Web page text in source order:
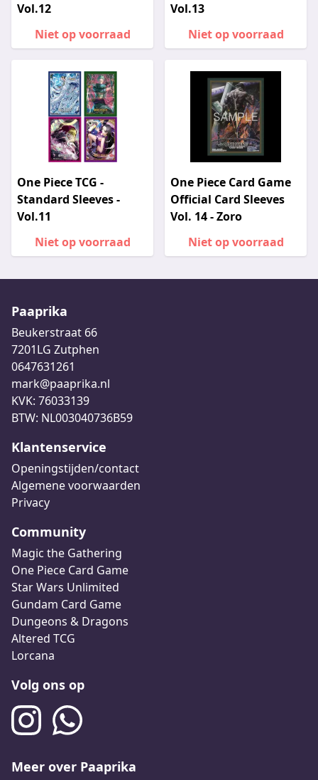
Vol.12
Niet op voorraad
Vol.13
Niet op voorraad
One Piece TCG -
Standard Sleeves -
Vol.11
Niet op voorraad
One Piece Card Game
Official Card Sleeves
Vol. 14 - Zoro
Niet op voorraad
Paaprika
Beukerstraat 66
7201LG Zutphen
0647631261
mark@paaprika.nl
KVK: 76033139
BTW: NL003040736B59
Klantenservice
Openingstijden/contact
Algemene voorwaarden
Privacy
Community
Magic the Gathering
One Piece Card Game
Star Wars Unlimited
Gundam Card Game
Dungeons & Dragons
Altered TCG
Lorcana
Volg ons op
Meer over Paaprika